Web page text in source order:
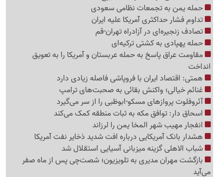
حمله یمن به تجمعات نظامی سعودی
تداوم فشار حداکثری آمریکا علیه ایران
تصادف زنجیره‌ای در آزادراه تهران-قم
حمله پهپادی به کشتی ترکیه‌ای
مقاومت عراق پاسخ به حمله عربستان و آمریکا را به تعویق
انداخت
همتی: اقتصاد ایران با فروپاشی فاصله زیادی دارد
غنائم خیالی؛ واکنش بقائی به صحبت‌های ترامپ
آئروفلوت پروازهای مسکو-ابوظبی را از سر می‌گیرد
اسحاق دار: توافق مکه به ثبات منطقه کمک می‌کند
انفجار مهیب شهر المخا یمن را لرزاند
هشدار بانک آمریکایی درباره افت شدید ذخایر نفت آمریکا
شباب الاهلی گزینه میزبانی آسیایی استقلال شد
بازگشت مهران مدیری به تلویزیون؛ شصت‌چی پس از ماه صفر
می‌آید